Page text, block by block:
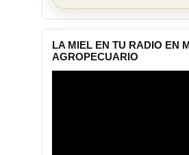
LA MIEL EN TU RADIO EN
AGROPECUARIO